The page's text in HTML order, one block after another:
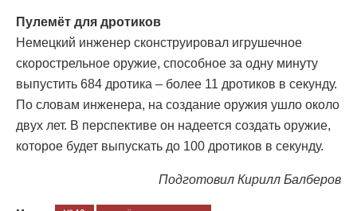
Пулемёт для дротиков
Немецкий инженер сконструировал игрушечное
скорострельное оружие, способное за одну минуту
выпустить 684 дротика – более 11 дротиков в секунду.
По словам инженера, на создание оружия ушло около
двух лет. В перспективе он надеется создать оружие,
которое будет выпускать до 100 дротиков в секунду.
Подготовил Кирилл Балберов